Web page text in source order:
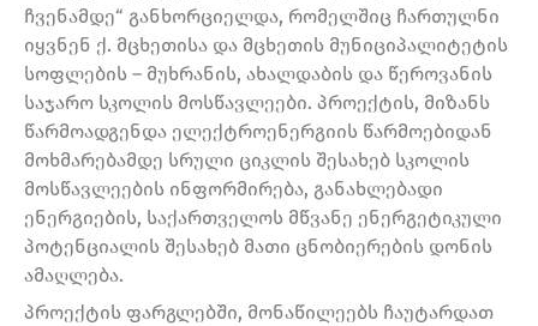
ჩვენამდე“ განხორციელდა, რომელშიც ჩართულნი
იყვნენ ქ. მცხეთისა და მცხეთის მუნიციპალიტეტის
სოფლების – მუხრანის, ახალდაბის და წეროვანის
საჯარო სკოლის მოსწავლეები. პროექტის, მიზანს
წარმოადგენდა ელექტროენერგიის წარმოებიდან
მოხმარებამდე სრული ციკლის შესახებ სკოლის
მოსწავლეების ინფორმირება, განახლებადი
ენერგიების, საქართველოს მწვანე ენერგეტიკული
პოტენციალის შესახებ მათი ცნობიერების დონის
ამაღლება.
პროექტის ფარგლებში, მონაწილეებს ჩაუტარდათ